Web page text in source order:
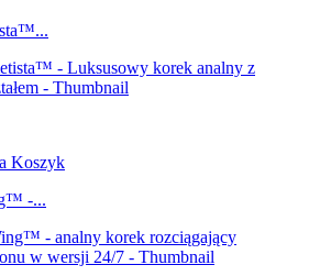
Koszyk
-...